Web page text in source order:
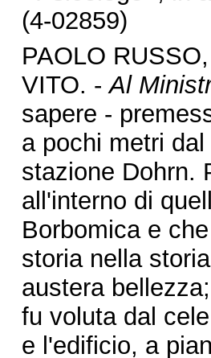
(4-02859)
PAOLO
VITO. -Al
sapere -
a pochi metri
stazione Dohrn.
all'interno di
Borbomica e
storia nella
austera bellezza;
fu voluta dal
e l'edificio, a